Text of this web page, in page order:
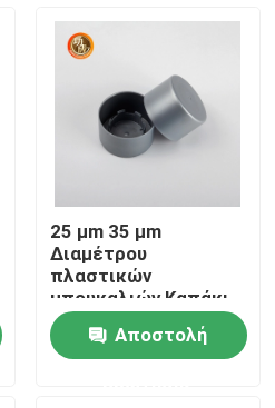
25 μm 35 μm
Διαμέτρου
πλαστικών
μπουκαλιών Καπάκι
Αποτρέψει διαρροές
Εύκολο καθαρισμός
Αποστολή